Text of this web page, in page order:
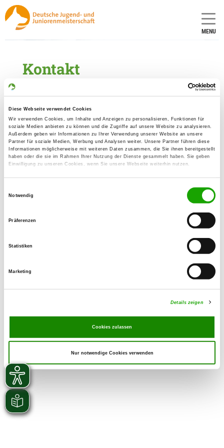
Diese Webseite verwendet Cookies
Wir verwenden Cookies, um Inhalte und Anzeigen zu personalisieren, Funktionen für
soziale Medien anbieten zu können und die Zugriffe auf unsere Website zu analysieren.
Außerdem geben wir Informationen zu Ihrer Verwendung unserer Website an unsere
Partner für soziale Medien, Werbung und Analysen weiter. Unsere Partner führen diese
Informationen möglicherweise mit weiteren Daten zusammen, die Sie ihnen bereitgestellt
haben oder die sie im Rahmen Ihrer Nutzung der Dienste gesammelt haben. Sie geben
Einwilligung zu unseren Cookies, wenn Sie unsere Webseite weiterhin nutzen.
Notwendig
Präferenzen
Statistiken
Marketing
Details zeigen
Cookies zulassen
Nur notwendige Cookies verwenden
MENU
Kontakt
Gesamtleitung
Ansprechpartner für gewerbliche
Aussteller